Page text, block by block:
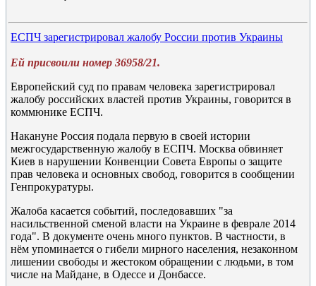
ЕСПЧ зарегистрировал жалобу России против Украины
Ей присвоили номер 36958/21.
Европейский суд по правам человека зарегистрировал
жалобу российских властей против Украины, говорится в
коммюнике ЕСПЧ.
Накануне Россия подала первую в своей истории
межгосударственную жалобу в ЕСПЧ. Москва обвиняет
Киев в нарушении Конвенции Совета Европы о защите
прав человека и основных свобод, говорится в сообщении
Генпрокуратуры.
Жалоба касается событий, последовавших "за
насильственной сменой власти на Украине в феврале 2014
года". В документе очень много пунктов. В частности, в
нём упоминается о гибели мирного населения, незаконном
лишении свободы и жестоком обращении с людьми, в том
числе на Майдане, в Одессе и Донбассе.